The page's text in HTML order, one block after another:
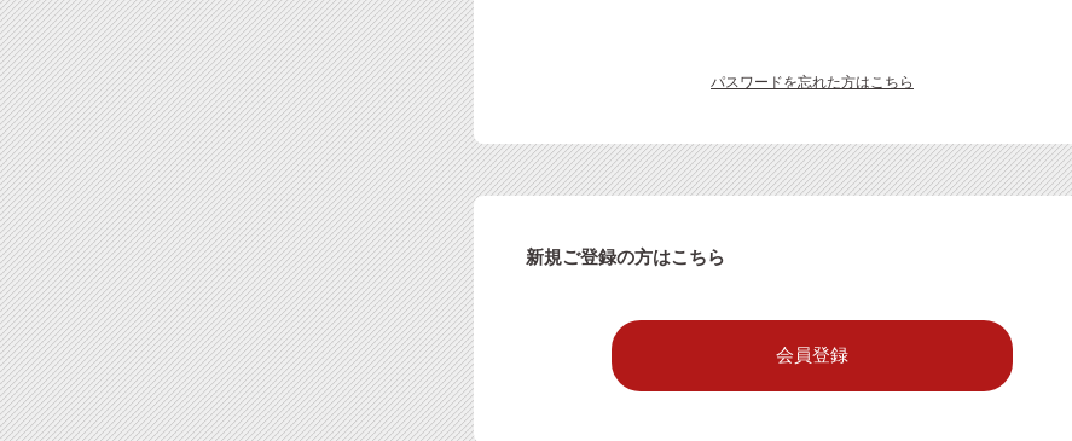
パスワードを忘れた方はこちら
新規ご登録の方はこちら
会員登録